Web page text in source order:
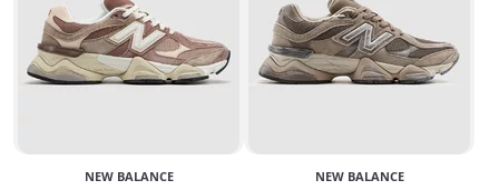
NEW BALANCE NEW BALANCE